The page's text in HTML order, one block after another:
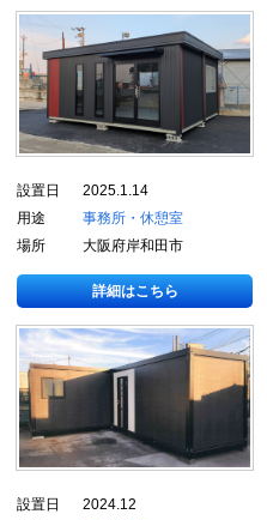
設置日
2025.1.14
用途
事務所・休憩室
場所
大阪府岸和田市
詳細はこちら
設置日
2024.12